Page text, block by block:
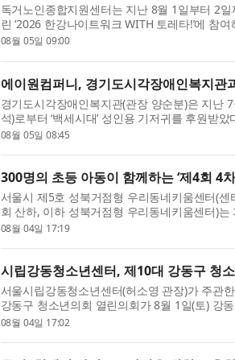
독거노인종합지원센터는 지난 8월 1일부터 2
린 ‘2026 한강나이트워크 WITH 토레타!’​에 참
소통하는 시간을 가졌다. 이번 행사는 건강한
08월 05일 09:00
에이원컴퍼니, 경기도시각장애인복지관
경기도시각장애인복지관(관장 양순분)은 지난
석)로부터 ‘백세시대’ 성인용 기저귀를 후원받
컴퍼니와 경기도시각장애인복지관이 함께하
08월 05일 08:45
300명의 초등 아동이 함께하는 ‘제4회 4
서울시 제5호 성북거점형 우리동네키움센터(
회 산하, 이하 성북거점형 우리동네키움센터)
와 함께하는 ‘제4회 4차산업 페스티벌’을 개최
08월 04일 17:19
시립강동청소년센터, 제10대 강동구 청소
서울시립강동청소년센터(허소영 관장)가 주관
강동구 청소년의회 열린의회가 8월 1일(토) 강
됐다. 강동구 청소년의회는 2016년을 시작으
08월 04일 17:02